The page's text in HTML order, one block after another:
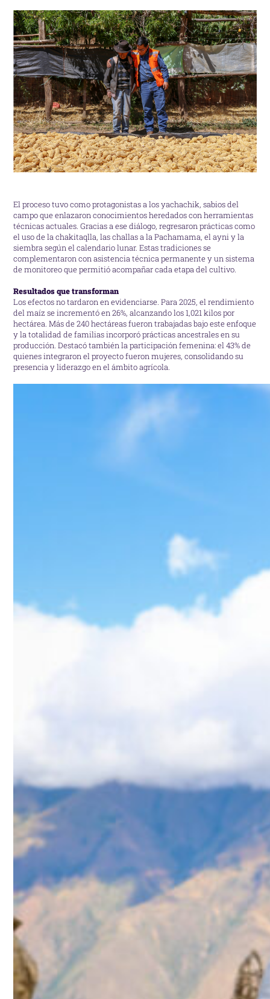
El proceso tuvo como protagonistas a los yachachik, sabios del
campo que enlazaron conocimientos heredados con herramientas
técnicas actuales. Gracias a ese diálogo, regresaron prácticas como
el uso de la chakitaqlla, las challas a la Pachamama, el ayni y la
siembra según el calendario lunar. Estas tradiciones se
complementaron con asistencia técnica permanente y un sistema
de monitoreo que permitió acompañar cada etapa del cultivo.
Resultados que transforman
Los efectos no tardaron en evidenciarse. Para 2025, el rendimiento
del maíz se incrementó en 26%, alcanzando los 1,021 kilos por
hectárea. Más de 240 hectáreas fueron trabajadas bajo este enfoque
y la totalidad de familias incorporó prácticas ancestrales en su
producción. Destacó también la participación femenina: el 43% de
quienes integraron el proyecto fueron mujeres, consolidando su
presencia y liderazgo en el ámbito agrícola.